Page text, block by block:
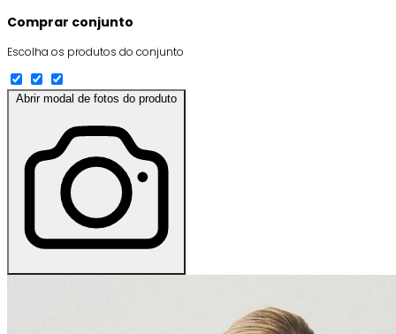
Comprar conjunto
Escolha os produtos do conjunto
Abrir modal de fotos do produto